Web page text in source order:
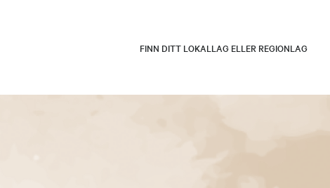
FINN DITT LOKALLAG ELLER REGIONLAG